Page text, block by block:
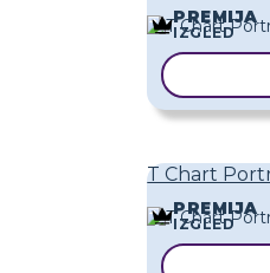
PREMIJA
IZGLED
T Chart
PREMIJA
IZGLED